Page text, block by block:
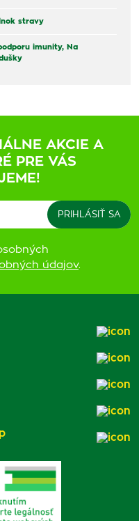
stravy
imunity, Na
AKCIE A
PRE VÁS
údajov.